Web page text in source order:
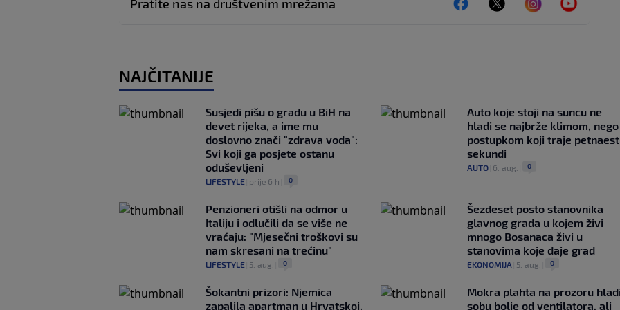
Pratite nas na društvenim mrežama
NAJČITANIJE
Susjedi pišu o gradu u BiH na
devet rijeka, a ime mu
doslovno znači "zdrava voda":
Svi koji ga posjete ostanu
oduševljeni
LIFESTYLE prije 6 h 0
Auto koje stoji na suncu ne
hladi se najbrže klimom, nego
postupkom koji traje petnaest
sekundi
AUTO| 6. aug. 0
Penzioneri otišli na odmor u
Italiju i odlučili da se više ne
vraćaju: "Mjesečni troškovi su
nam skresani na trećinu"
LIFESTYLE 5. aug. 0
Šezdeset posto stanovnika
glavnog grada u kojem živi
mnogo Bosanaca živi u
stanovima koje daje grad
EKONOMIJA 5. aug. 0
Šokantni prizori: Njemica
zapalila apartman u Hrvatskoj,
Mokra plahta na prozoru hladi
sobu bolje od ventilatora, ali